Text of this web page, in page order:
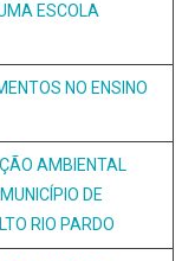
ESCOLA
NO ENSINO
AMBIENTAL
DE
RIO PARDO